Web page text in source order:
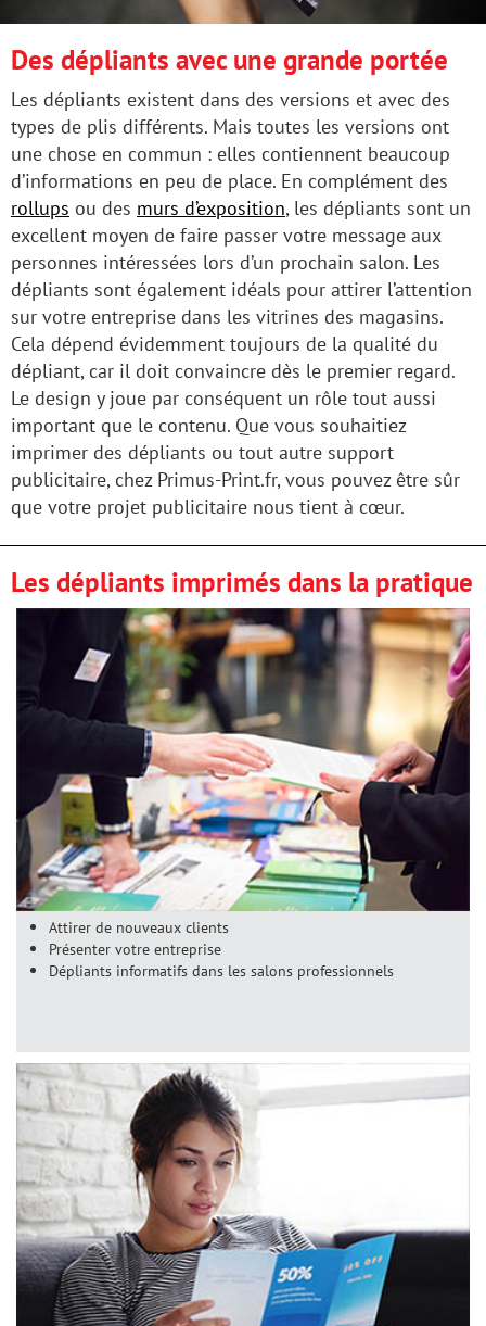
Des dépliants avec une grande portée
Les dépliants existent dans des versions et avec des
types de plis différents. Mais toutes les versions ont
une chose en commun : elles contiennent beaucoup
d’informations en peu de place. En complément des
rollups ou des murs d’exposition, les dépliants sont un
excellent moyen de faire passer votre message aux
personnes intéressées lors d’un prochain salon. Les
dépliants sont également idéals pour attirer l’attention
sur votre entreprise dans les vitrines des magasins.
Cela dépend évidemment toujours de la qualité du
dépliant, car il doit convaincre dès le premier regard.
Le design y joue par conséquent un rôle tout aussi
important que le contenu. Que vous souhaitiez
imprimer des dépliants ou tout autre support
publicitaire, chez Primus-Print.fr, vous pouvez être sûr
que votre projet publicitaire nous tient à cœur.
Les dépliants imprimés dans la pratique
Attirer de nouveaux clients
Présenter votre entreprise
Dépliants informatifs dans les salons professionnels